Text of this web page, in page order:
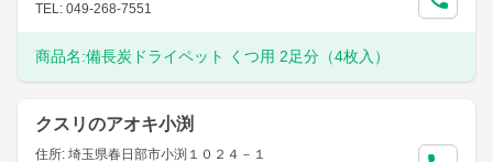
TEL: 049-268-7551
商品名:備長炭ドライペット くつ用 2足分（4枚入）
クスリのアオキ小渕
住所: 埼玉県春日部市小渕１０２４－１